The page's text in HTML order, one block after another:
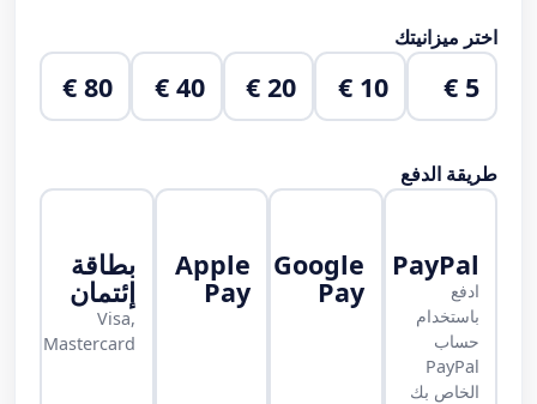
اختر ميزانيتك
5 €
10 €
20 €
40 €
80 €
طريقة الدفع
PayPal
ادفع
باستخدام
حساب
PayPal
الخاص بك
Google
Pay
Apple
Pay
بطاقة
إئتمان
Visa,
Mastercard